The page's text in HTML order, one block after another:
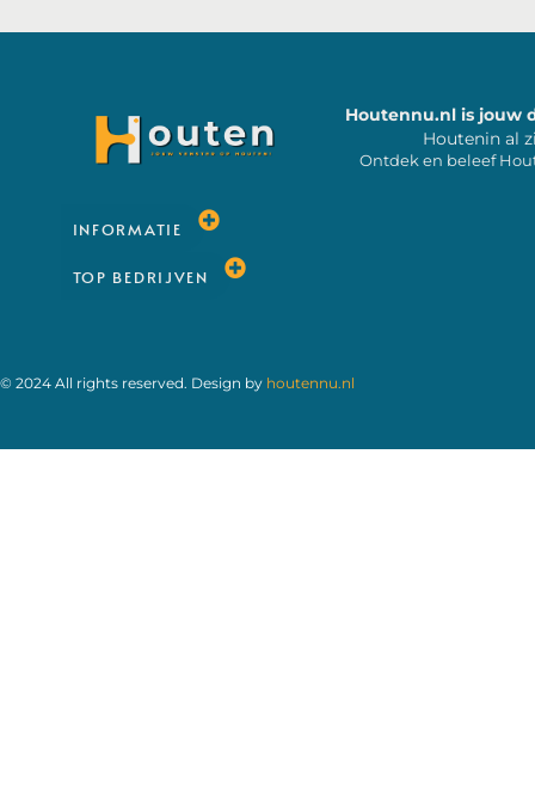
Houtennu.nl is jouw
Houtenin al
Ontdek en beleef
INFORMATIE
TOP BEDRIJVEN
© 2024 All rights reserved. Design by houtennu.nl